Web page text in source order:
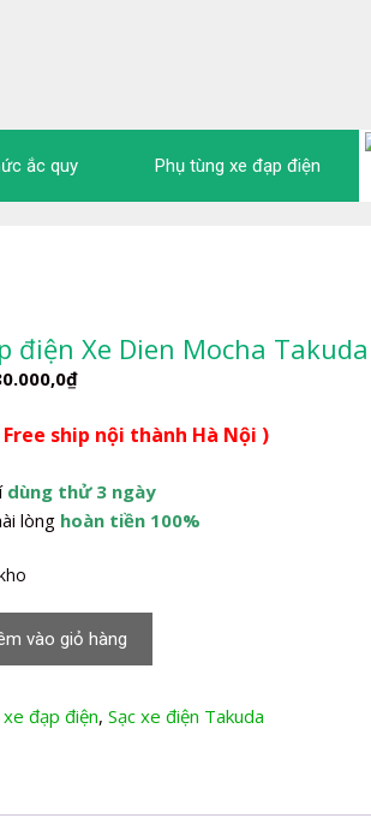
ắc quy Phụ tùng xe đạp điện
điện Xe Dien Mocha Takuda
₫Giá
tại
280.000,0₫.
Free ship nội thành Hà Nội )
dùng thử 3 ngày
lòng hoàn tiền 100%
vào giỏ hàng
xe đạp điện, Sạc xe điện Takuda